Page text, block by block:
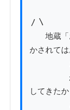
ナし
〳〵
地蔵「お
かされて
まへ
かほも
してきた
とい